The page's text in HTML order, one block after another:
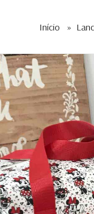
Início »